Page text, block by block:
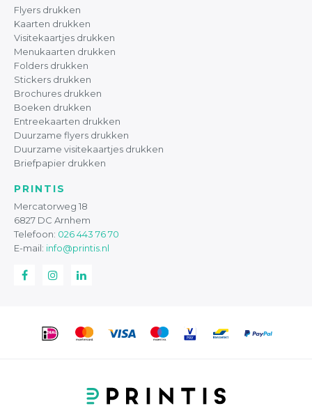
Flyers drukken
Kaarten drukken
Visitekaartjes drukken
Menukaarten drukken
Folders drukken
Stickers drukken
Brochures drukken
Boeken drukken
Entreekaarten drukken
Duurzame flyers drukken
Duurzame visitekaartjes drukken
Briefpapier drukken
PRINTIS
Mercatorweg 18
6827 DC Arnhem
Telefoon: 026 443 76 70
E-mail: info@printis.nl